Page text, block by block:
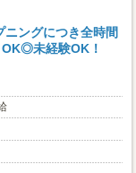
ニングにつき全時間
未経験OK！